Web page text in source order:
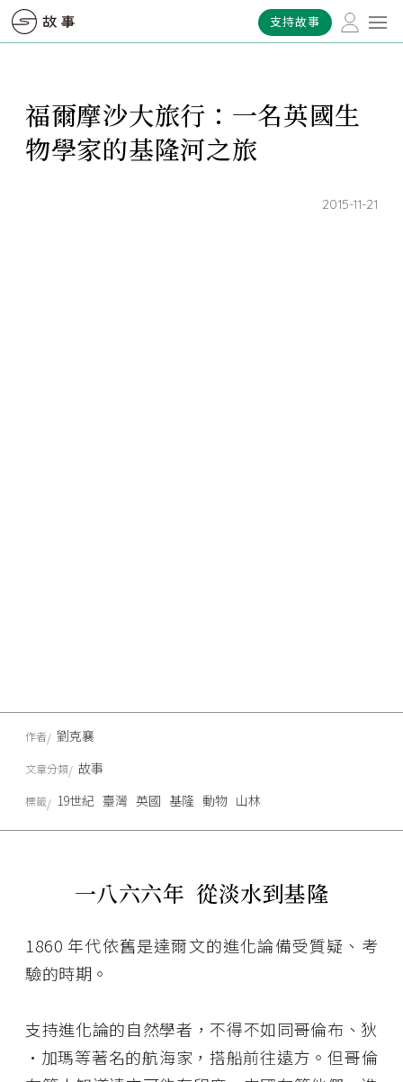
支持故事
福爾摩沙大旅行：一名英國生
物學家的基隆河之旅
2015-11-21
一八六六年 從淡水到基隆
1860 年代依舊是達爾文的進化論備受質疑、考
驗的時期。
支持進化論的自然學者，不得不如同哥倫布、狄
·加瑪等著名的航海家，搭船前往遠方。但哥倫
作者 劉克襄
文章分類 故事
標籤 19世紀 臺灣 英國 基隆 動物 山林